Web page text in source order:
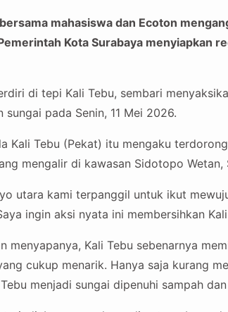
mahasiswa dan Ecoton
Kota Surabaya menyiapkan
di tepi Kali Tebu, sembari
pada Senin, 11 Mei 2026.
Kali Tebu (Pekat) itu mengaku
mengalir di kawasan Sidotopo Wetan,
utara kami terpanggil untuk ikut
ingin aksi nyata ini membersihkan
menyapanya, Kali Tebu sebenarnya
cukup menarik. Hanya saja kurang
menjadi sungai dipenuhi sampah